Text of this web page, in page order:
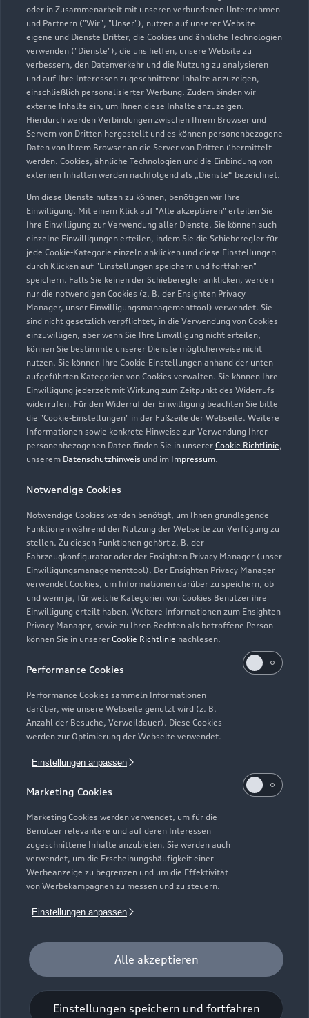
oder in Zusammenarbeit mit unseren verbundenen Unternehmen
und Partnern ("Wir", "Unser"), nutzen auf unserer Website
eigene und Dienste Dritter, die Cookies und ähnliche Technologien
verwenden ("Dienste"), die uns helfen, unsere Website zu
verbessern, den Datenverkehr und die Nutzung zu analysieren
und auf Ihre Interessen zugeschnittene Inhalte anzuzeigen,
einschließlich personalisierter Werbung. Zudem binden wir
externe Inhalte ein, um Ihnen diese Inhalte anzuzeigen.
Hierdurch werden Verbindungen zwischen Ihrem Browser und
Servern von Dritten hergestellt und es können personenbezogene
Daten von Ihrem Browser an die Server von Dritten übermittelt
werden. Cookies, ähnliche Technologien und die Einbindung von
externen Inhalten werden nachfolgend als „Dienste“ bezeichnet.
Um diese Dienste nutzen zu können, benötigen wir Ihre
Einwilligung. Mit einem Klick auf "Alle akzeptieren" erteilen Sie
Ihre Einwilligung zur Verwendung aller Dienste. Sie können auch
einzelne Einwilligungen erteilen, indem Sie die Schieberegler für
jede Cookie-Kategorie einzeln anklicken und diese Einstellungen
durch Klicken auf "Einstellungen speichern und fortfahren"
speichern. Falls Sie keinen der Schieberegler anklicken, werden
nur die notwendigen Cookies (z. B. der Ensighten Privacy
Manager, unser Einwilligungsmanagementtool) verwendet. Sie
sind nicht gesetzlich verpflichtet, in die Verwendung von Cookies
einzuwilligen, aber wenn Sie Ihre Einwilligung nicht erteilen,
können Sie bestimmte unserer Dienste möglicherweise nicht
nutzen. Sie können Ihre Cookie-Einstellungen anhand der unten
aufgeführten Kategorien von Cookies verwalten. Sie können Ihre
Einwilligung jederzeit mit Wirkung zum Zeitpunkt des Widerrufs
widerrufen. Für den Widerruf der Einwilligung beachten Sie bitte
die "Cookie-Einstellungen" in der Fußzeile der Webseite. Weitere
Informationen sowie konkrete Hinweise zur Verwendung Ihrer
personenbezogenen Daten finden Sie in unserer Cookie Richtlinie,
unserem Datenschutzhinweis und im Impressum.
Notwendige Cookies
Notwendige Cookies werden benötigt, um Ihnen grundlegende
Funktionen während der Nutzung der Webseite zur Verfügung zu
stellen. Zu diesen Funktionen gehört z. B. der
Fahrzeugkonfigurator oder der Ensighten Privacy Manager (unser
Einwilligungsmanagementtool). Der Ensighten Privacy Manager
verwendet Cookies, um Informationen darüber zu speichern, ob
und wenn ja, für welche Kategorien von Cookies Benutzer ihre
Einwilligung erteilt haben. Weitere Informationen zum Ensighten
Privacy Manager, sowie zu Ihren Rechten als betroffene Person
können Sie in unserer Cookie Richtlinie nachlesen.
Performance Cookies
Performance Cookies sammeln Informationen
darüber, wie unsere Webseite genutzt wird (z. B.
Anzahl der Besuche, Verweildauer). Diese Cookies
werden zur Optimierung der Webseite verwendet.
Einstellungen anpassen
Marketing Cookies
Marketing Cookies werden verwendet, um für die
Benutzer relevantere und auf deren Interessen
zugeschnittene Inhalte anzubieten. Sie werden auch
verwendet, um die Erscheinungshäufigkeit einer
Werbeanzeige zu begrenzen und um die Effektivität
von Werbekampagnen zu messen und zu steuern.
Einstellungen anpassen
Alle akzeptieren
Einstellungen speichern und fortfahren
Sögeler Straße 9
49757 Werlte
05951 98820
info@autohaus-korte.de
Kontaktdaten herunterladen
Öffnungszeiten
Service
Geschlossen,öffnet am Montag 07:30
Teile- und Zubehörverkauf
Geschlossen,öffnet amMontag 08:00
Geschlossen,öffnet am
Zurück nach oben
Modelle
Elektromodelle
Plug-in-Hybride
Neuwagensuche
Gebrauchtwagensuche
Geschäftskunden
Service & Zubehör
Saisonale Angebote
Audi Services
Garantie
Audi digital services
myAudi
Support
Audi Code
Häufige Fragen (FAQ)
Audi Online Beratung
Online-Terminvereinbarung
Servicekontakt
Bordbuch & Bedienungsanleitungen
Verträge kündigen
Über Audi
Unternehmen
Karriere
Investor Relations
Audi erleben
© 2026 AUDI AG. Alle Rechte vorbehalten
Impressum Rechtliches
Cookie-Richtlinie
Digital Services Act
EU Data Act